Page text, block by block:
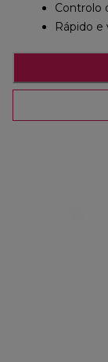
Controlo
Rápido e